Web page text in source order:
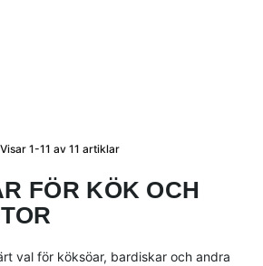
Visar 1-11 av 11 artiklar
FÖR KÖK OCH
val för köksöar, bardiskar och andra